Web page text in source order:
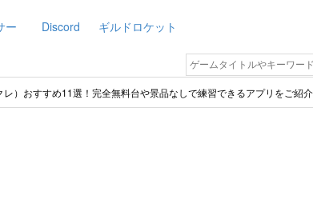
ー Discord ギルドロケット
）おすすめ11選！完全無料台や景品なしで練習できるアプリをご紹